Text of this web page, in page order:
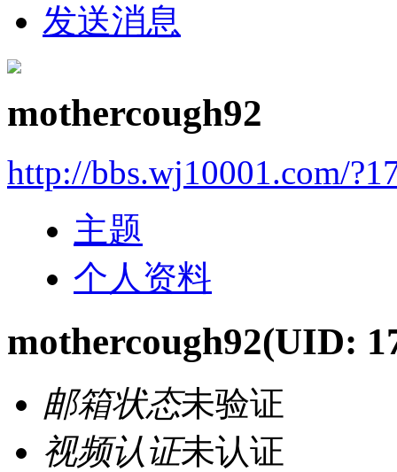
发送消息
mothercough92
http://bbs.wj10001.com/
主题
个人资料
mothercough92(UID:
邮箱状态未验证
视频认证未认证